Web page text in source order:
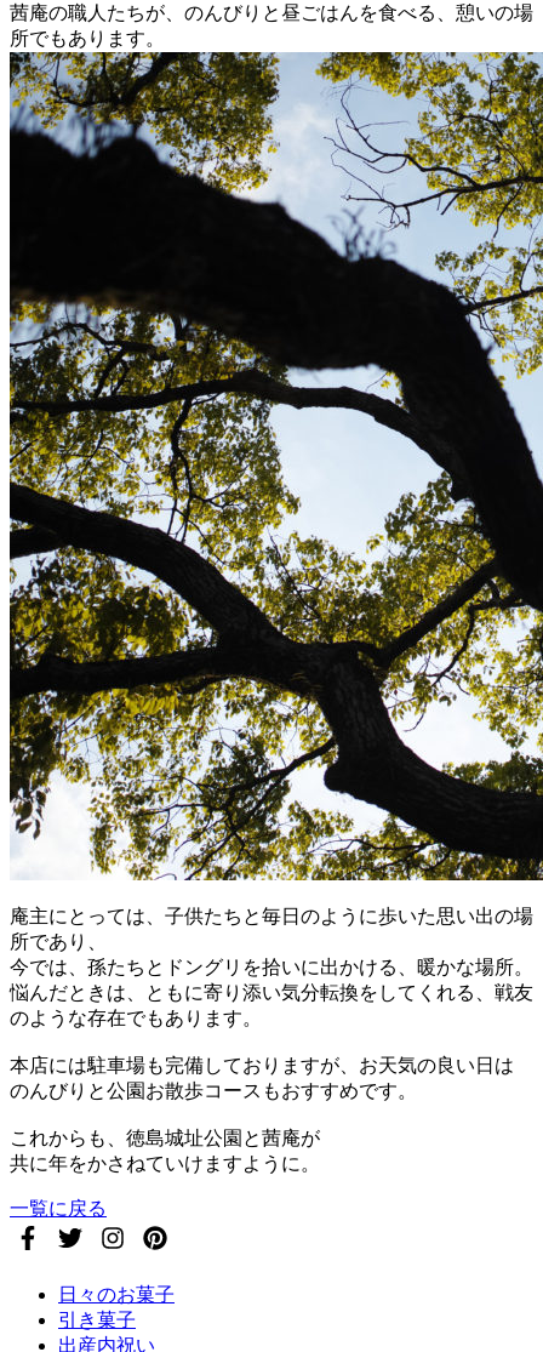
茜庵の職人たちが、のんびりと昼ごはんを食べる、憩いの場
所でもあります。
庵主にとっては、子供たちと毎日のように歩いた思い出の場
所であり、
今では、孫たちとドングリを拾いに出かける、暖かな場所。
悩んだときは、ともに寄り添い気分転換をしてくれる、戦友
のような存在でもあります。
本店には駐車場も完備しておりますが、お天気の良い日は
のんびりと公園お散歩コースもおすすめです。
これからも、徳島城址公園と茜庵が
共に年をかさねていけますように。
一覧に戻る
日々のお菓子
引き菓子
出産内祝い